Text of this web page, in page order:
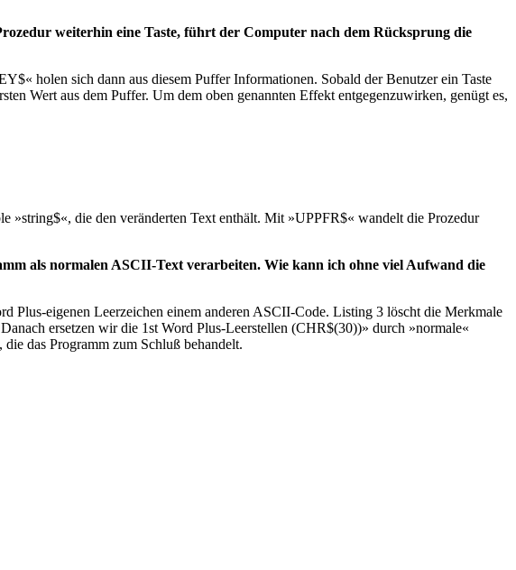
weiterhin eine Taste, führt der Computer nach dem Rücksprung die
holen sich dann aus diesem Puffer Informationen. Sobald der Benutzer ein Taste
Wert aus dem Puffer. Um dem oben genannten Effekt entgegenzuwirken, genügt es,
»string$«, die den veränderten Text enthält. Mit »UPPFR$« wandelt die Prozedur
als normalen ASCII-Text verarbeiten. Wie kann ich ohne viel Aufwand die
Plus-eigenen Leerzeichen einem anderen ASCII-Code. Listing 3 löscht die Merkmale
ersetzen wir die 1st Word Plus-Leerstellen (CHR$(30))» durch »normale«
das Programm zum Schluß behandelt.